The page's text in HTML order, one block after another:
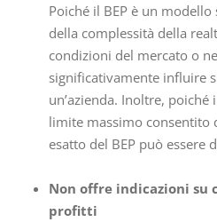
Poiché il BEP è un
della complessità della
condizioni del mercato o
significativamente influire
un’azienda. Inoltre,
limite massimo consentito
esatto del BEP può essere
Non offre indicazioni su
profitti